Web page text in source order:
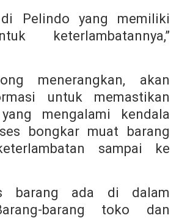
Pelindo yang memiliki
keterlambatannya,”
menerangkan, akan
untuk memastikan
mengalami kendala
bongkar muat barang
sampai ke
barang ada di dalam
barang toko dan